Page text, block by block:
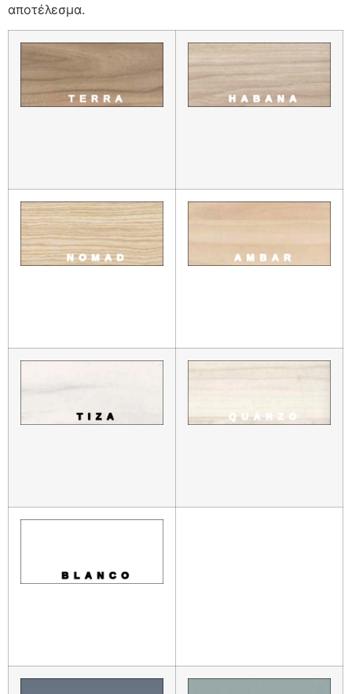
αποτέλεσμα.